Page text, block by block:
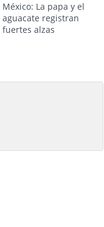
México: La papa y el
aguacate registran
fuertes alzas